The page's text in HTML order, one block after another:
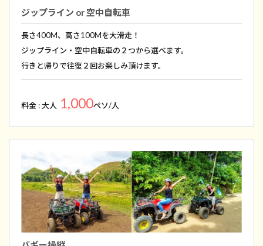
ジップライン or 空中自転車
長さ400M、高さ100Mを大滑走！
ジップライン・空中自転車の２つから選べます。
行きと帰りで往復２回お楽しみ頂けます。
料金 : 大人 1,000ペソ/人